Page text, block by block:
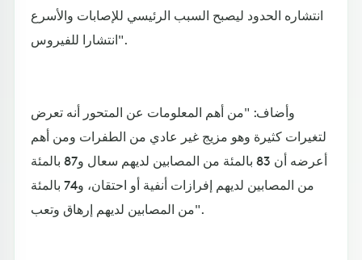
انتشاره الحدود ليصبح السبب الرئيسي للإصابات والأسرع
انتشارا للفيروس".
وأضاف: "من أهم المعلومات عن المتحور أنه تعرض
لتغيرات كثيرة وهو مزيج غير عادي من الطفرات ومن أهم
أعرضه أن 83 بالمئة من المصابين لديهم سعال و87 بالمئة
من المصابين لديهم إفرازات أنفية أو احتقان، و74 بالمئة
من المصابين لديهم إرهاق وتعب".